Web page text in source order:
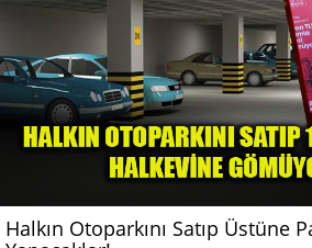
Halkın Otoparkını Satıp Üstüne